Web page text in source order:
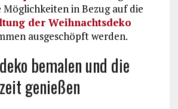
in Bezug auf die
der Weihnachtsdeko
ausgeschöpft werden.
bemalen und die
genießen